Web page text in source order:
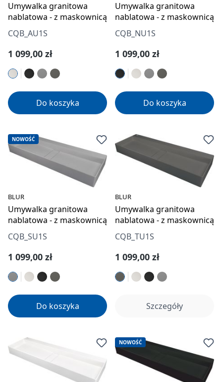
Umywalka granitowa
nablatowa - z maskownicą
CQB_AU1S
Cena regularna:
1 099,00 zł
Do koszyka
Umywalka granitowa
nablatowa - z maskownicą
CQB_NU1S
Cena regularna:
1 099,00 zł
Do koszyka
NOWOŚĆ
BLUR
Umywalka granitowa
nablatowa - z maskownicą
CQB_SU1S
Cena regularna:
1 099,00 zł
Do koszyka
BLUR
Umywalka granitowa
nablatowa - z maskownicą
CQB_TU1S
Cena regularna:
1 099,00 zł
Szczegóły
NOWOŚĆ